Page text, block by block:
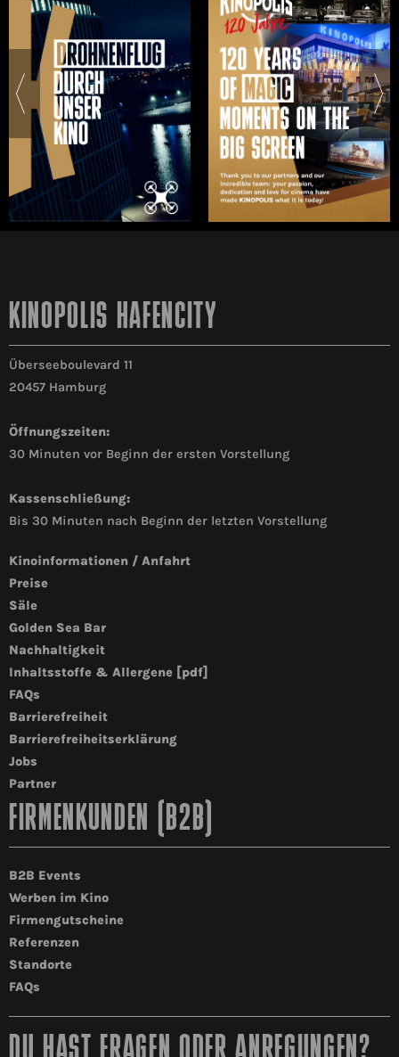
KINOPOLIS HAFENCITY
Überseeboulevard 11
20457 Hamburg
Öffnungszeiten:
30 Minuten vor Beginn der ersten Vorstellung
Kassenschließung:
Bis 30 Minuten nach Beginn der letzten Vorstellung
Kinoinformationen / Anfahrt
Preise
Säle
Golden Sea Bar
Nachhaltigkeit
Inhaltsstoffe & Allergene [pdf]
FAQs
Barrierefreiheit
Barrierefreiheitserklärung
Jobs
Partner
FIRMENKUNDEN (B2B)
B2B Events
Werben im Kino
Firmengutscheine
Referenzen
Standorte
FAQs